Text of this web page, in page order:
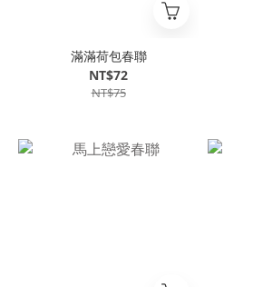
滿滿荷包春聯
NT$72
NT$75